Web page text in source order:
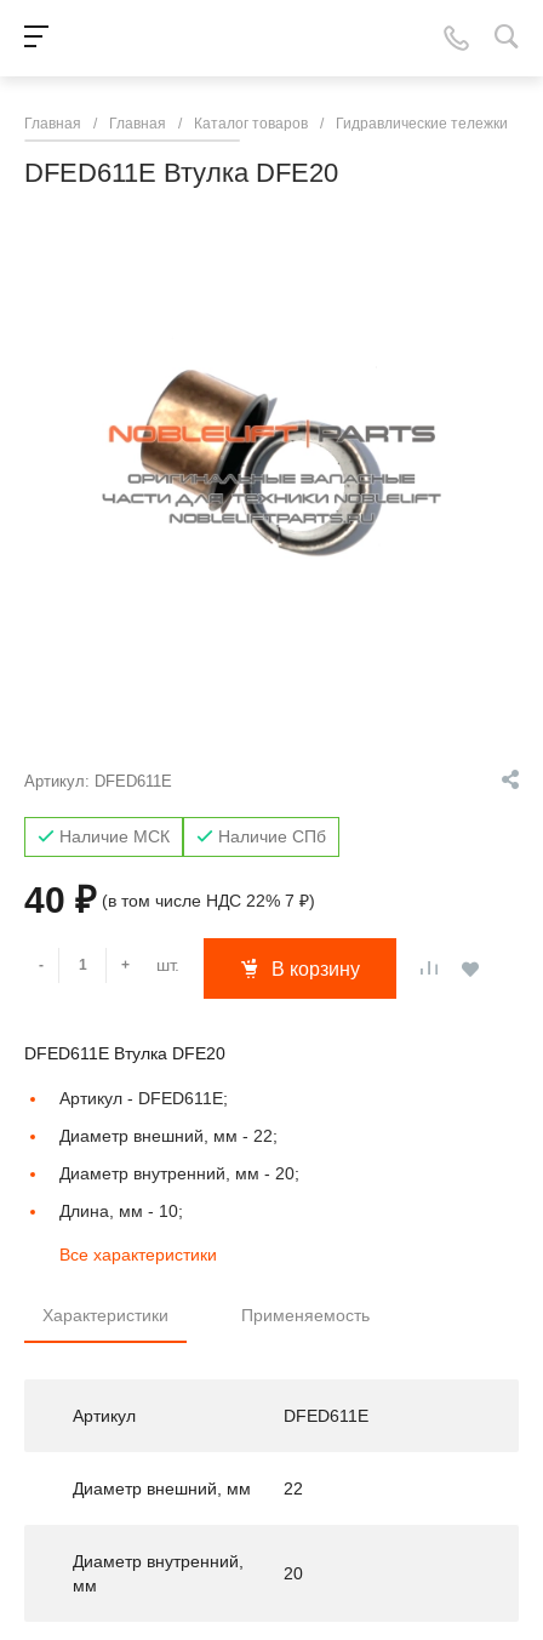
Главная / Главная / Каталог товаров / Гидравлические тележки
DFED611E Втулка DFE20
Артикул: DFED611E
Наличие МСК Наличие СПб
40 ₽ (в том числе НДС 22% 7 ₽)
- + шт. В корзину
DFED611E Втулка DFE20
Артикул - DFED611E;
Диаметр внешний, мм - 22;
Диаметр внутренний, мм - 20;
Длина, мм - 10;
Все характеристики
Характеристики Применяемость
Артикул DFED611E
Диаметр внешний, мм 22
Диаметр внутренний,
мм
20